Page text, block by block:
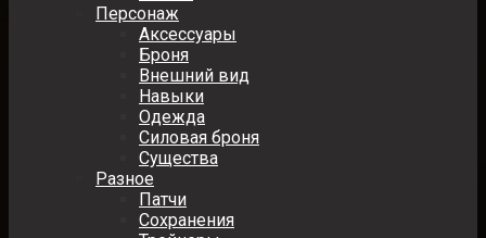
Персонаж
Аксессуары
Броня
Внешний вид
Навыки
Одежда
Силовая броня
Существа
Разное
Патчи
Сохранения